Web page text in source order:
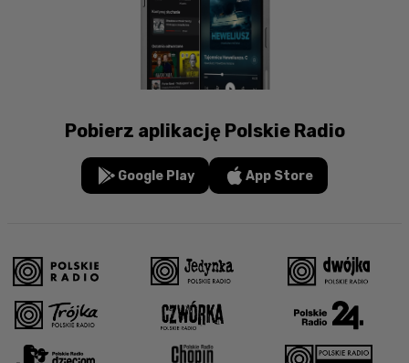
Pobierz aplikację Polskie Radio
Google Play App Store